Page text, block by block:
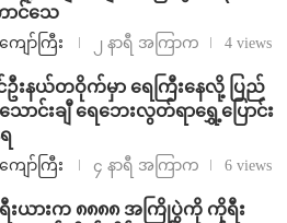
ာင်သေ
ကျော်ကြီး ၂ နာရီ အကြာက 4 views
ဦးနယ်တဝိုက်မှာ ရေကြီးနေလို့ ပြည်
ောင်းချီ ရေဘေးလွတ်ရာရွှေ့ပြောင်း
ကျော်ကြီး ၄ နာရီ အကြာက 6 views
းယားက ၈၈၈၈ အကြိုပွဲကို ကိုရီး